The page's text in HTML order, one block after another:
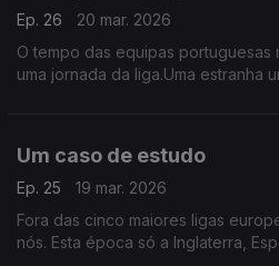
Ep. 26
20 mar. 2026
O tempo das equipas portuguesas
uma jornada da liga.Uma estranha
Um caso de estudo
Ep. 25
19 mar. 2026
Fora das cinco maiores ligas
nós. Esta época só a Inglaterra,